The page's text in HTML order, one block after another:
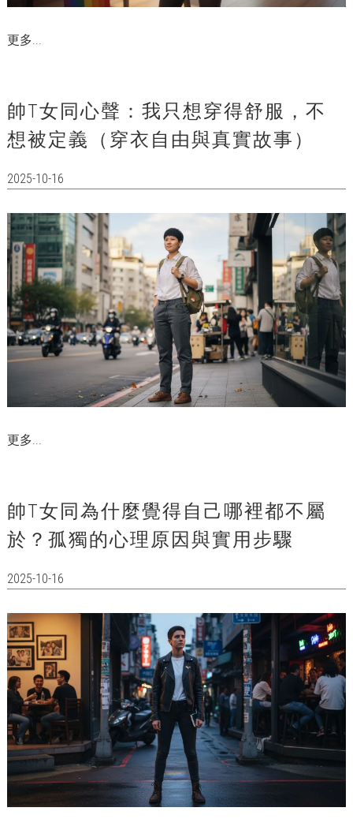
更多...
帥T女同心聲：我只想穿得舒服，不
想被定義（穿衣自由與真實故事）
2025-10-16
更多...
帥T女同為什麼覺得自己哪裡都不屬
於？孤獨的心理原因與實用步驟
2025-10-16